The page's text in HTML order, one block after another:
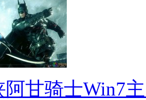
阿甘骑士Win7